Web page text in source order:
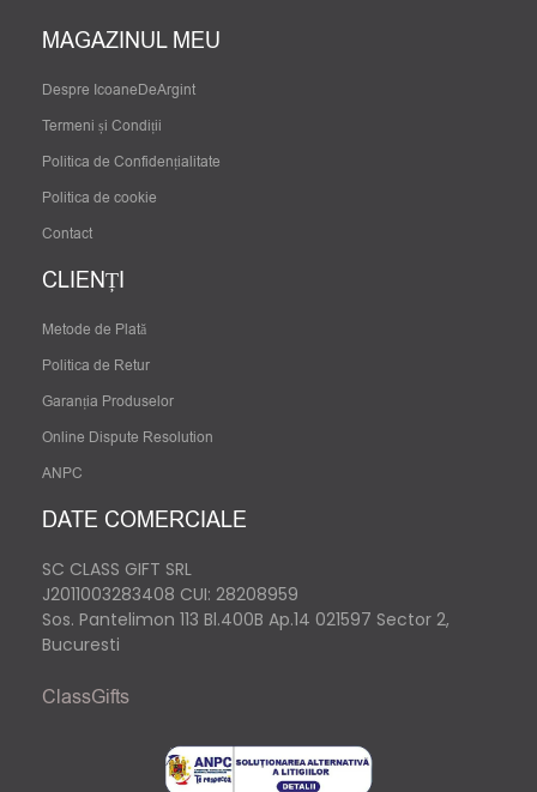
MAGAZINUL MEU
Despre IcoaneDeArgint
Termeni și Condiții
Politica de Confidențialitate
Politica de cookie
Contact
CLIENȚI
Metode de Plată
Politica de Retur
Garanția Produselor
Online Dispute Resolution
ANPC
DATE COMERCIALE
SC CLASS GIFT SRL
J2011003283408 CUI: 28208959
Sos. Pantelimon 113 Bl.400B Ap.14 021597 Sector 2,
Bucuresti
ClassGifts